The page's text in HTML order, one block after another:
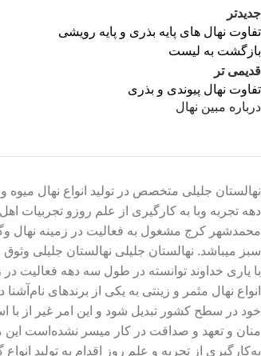
جدیدتر
تفاوت نهال های پایه بذری و پایه رویشی
بازگشت به لیست
قدیمی تر
تفاوت نهال پیوندی و بذری
درباره مبین نهال
نهالستان جلیلی متخصص در تولید انواع نهال میوه
دهه تجربه وبا به کارگیری از علم روزو تجربیات
محمدشهر کرج مشغول به فعالیت در زمینه نهال
سبز میباشد. نهالستان جلیلی نهالستان جلیلی
با یاری خداوند توانسته در طول سه دهه فعالیت در
انواع نهال مثمر و زینتی به یکی از برندهای
خود در سطح کشور تبدیل شود و این امر غیر از با
منان و تعهد و صداقت در کار میسر نشده‌است این
به‌کارگیری از تجربه و علم روز اقدام به تولید